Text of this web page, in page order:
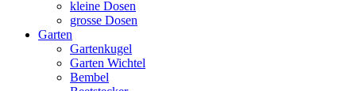
kleine Dosen
grosse Dosen
Garten
Gartenkugel
Garten Wichtel
Bembel